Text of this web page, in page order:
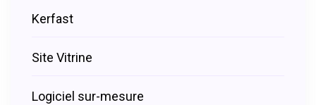
Kerfast
Site Vitrine
Logiciel sur-mesure